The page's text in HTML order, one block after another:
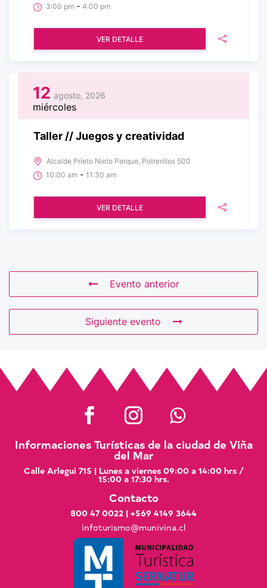
3:00 pm - 4:00 pm
VER DETALLE
12 agosto, 2026
miércoles
Taller // Juegos y creatividad
Alcalde Prieto Nieto Parque, Potrerillos 500
10:00 am - 11:30 am
VER DETALLE
Evento anterior
Siguiente evento
Informaciones Turísticas de la ciudad de Viña
del Mar
Calle Arlegui 715 | Lunes a viernes 09:00 a 14:00 hrs /
15:00 a 17:30 hrs.
Contacto
800 47 0022 | +569 4149 3644
infoturismo@munivina.cl